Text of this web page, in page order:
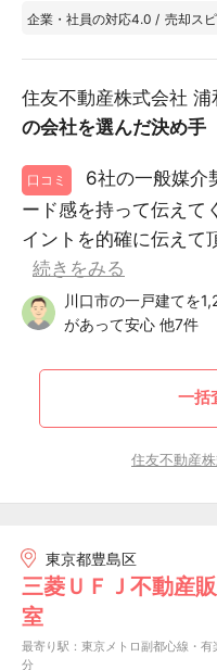
企業・社員の対応4.0 / 売却ス
住友不動産株式会社
の会社を選んだ決め手
口コミ
6社の一般媒介
ード感を持って伝えて
イントを的確に伝えて
続きをみる
川口市の一戸建てを
があって安心 他7件
一括
住友不動産
東京都豊島区
三菱ＵＦＪ不動産
室
最寄り駅：東京メトロ副都心線・
分